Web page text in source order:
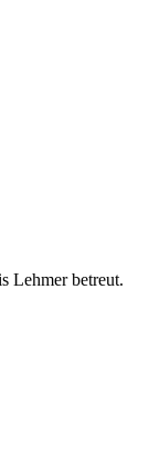
Lehmer betreut.